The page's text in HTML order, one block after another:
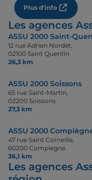
Plus d'info
Les agences
ASSU 2000 Saint-
12 rue Adrien Nordet,
02100 Saint Quentin
26,3 km
ASSU 2000 Soissons
65 rue Saint-Martin,
02200 Soissons
27,3 km
ASSU 2000
47 rue Saint Corneille,
60200 Compiegne
36,1 km
Les agences